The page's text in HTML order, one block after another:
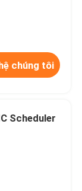
chúng tôi
Scheduler